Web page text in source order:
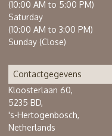
(10:00 AM to 5:00 PM)
Saturday
(10:00 AM to 3:00 PM)
Sunday (Close)
Contactgegevens
Kloosterlaan 60,
5235 BD,
's-Hertogenbosch,
Netherlands